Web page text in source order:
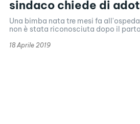
sindaco chiede di
Una bimba nata tre mesi fa
non è stata riconosciuta dopo il
18 Aprile 2019